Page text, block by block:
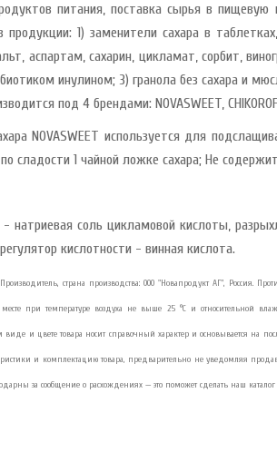
питания, поставка сырья в
продукции: 1) заменители сахара в
аспартам, сахарин, цикламат, сорбит,
инулином; 3) гранола без сахара и
под 4 брендами: NOVASWEET,
NOVASWEET используется для
сладости 1 чайной ложке сахара; Не
натриевая соль цикламовой кислоты,
кислотности - винная кислота.
страна производства: ООО "Новапродукт АГ",
при температуре воздуха не выше 25 °С и относительной
виде и цвете товара носит справочный характер и основывается на
и комплектацию товара, предварительно не уведомляя
за сообщение о расхождениях — это поможет сделать наш